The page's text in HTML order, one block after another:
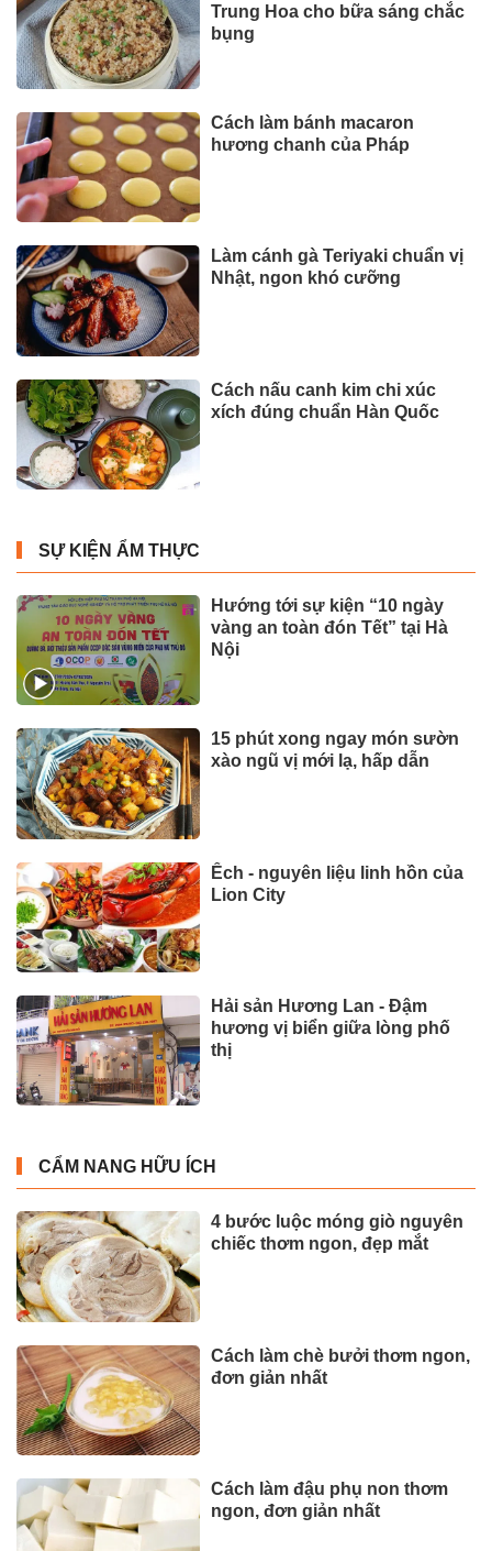
Trung Hoa cho bữa sáng chắc
bụng
Cách làm bánh macaron
hương chanh của Pháp
Làm cánh gà Teriyaki chuẩn vị
Nhật, ngon khó cưỡng
Cách nấu canh kim chi xúc
xích đúng chuẩn Hàn Quốc
SỰ KIỆN ẨM THỰC
Hướng tới sự kiện “10 ngày
vàng an toàn đón Tết” tại Hà
Nội
15 phút xong ngay món sườn
xào ngũ vị mới lạ, hấp dẫn
Ếch - nguyên liệu linh hồn của
Lion City
Hải sản Hương Lan - Đậm
hương vị biển giữa lòng phố
thị
CẨM NANG HỮU ÍCH
4 bước luộc móng giò nguyên
chiếc thơm ngon, đẹp mắt
Cách làm chè bưởi thơm ngon,
đơn giản nhất
Cách làm đậu phụ non thơm
ngon, đơn giản nhất